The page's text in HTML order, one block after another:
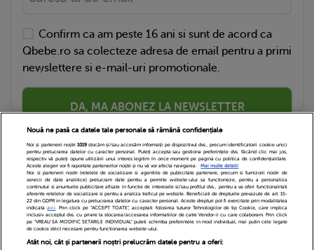
Confirm ca am peste 16 ani si sunt de acord ca
Qbebe.ro sa colecteze adresa de email pentru a primi
newslettere si e-mail-uri promotionale.
DA, MA ABONEZ LA NEWSLETTER
Echipa Editoriala Newsletter
Contact
Cariere
Cookies Politica de confidentialitate
Nouă ne pasă ca datele tale personale să rămână confidențiale
Noi și partenerii noștri 1019stocăm și/sau accesăm informații pe dispozitivul dvs., precum identificatorii cookie unici
pentru prelucrarea datelor cu caracter personal. Puteți accepta sau gestiona preferințele dvs. făcând clic mai jos,
respectiv vă puteți opune utilizării unui interes legitim în orice moment pe pagina cu politica de confidențialitate.
Aceste alegeri vor fi raportate partenerilor noștri și nu vă vor afecta navigarea.
Mai multe detalii
Noi si partenerii nostri (retelele de socializare si agentiile de publicitate partenere, precum si furnizorii nostri de
servicii de date analitice) prelucram date pentru a permite website-ului sa functioneze, pentru a personaliza
continutul si anunturile publicitare afisate in functie de interesele si/sau profilul dvs., pentru a va oferi functionalitati
aferente retelelor de socializare si pentru a analiza traficul pe website. Beneficiati de drepturile prevazute de art. 15-
22 din GDPR in legatura cu prelucrarea datelor cu caracter personal. Aceste drepturi pot fi exercitate prin modalitatea
indicataaici. Prin click pe “ACCEPT TOATE”, acceptati folosirea tuturor Tehnologiilor de tip Cookie, care implica
inclusiv acceptul dvs. cu privire la stocarea/accesarea informatiilor de catre Vendor-ii cu care colaboram. Prin click
pe “VREAU SA MODIFIC SETARILE INDIVIDUAL” puteti schimba preferintele in mod individual, mai putin cele legate
de cookie strict necesare pentru functionarea website-ului.
Atât noi, cât și partenerii noștri prelucrăm datele pentru a oferi: